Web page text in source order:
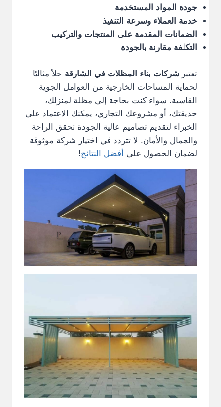
جودة المواد المستخدمة
خدمة العملاء وسرعة التنفيذ
الضمانات المقدمة على المنتجات والتركيب
التكلفة مقارنة بالجودة
تعتبر شركات بناء المظلات في الشارقة حلاً مثاليًا
لحماية المساحات الخارجية من العوامل الجوية
القاسية. سواء كنت بحاجة إلى مظلة لمنزلك،
حديقتك، أو مشروعك التجاري، يمكنك الاعتماد على
الخبراء لتقديم تصاميم عالية الجودة تحقق الراحة
والجمال والأمان. لا تتردد في اختيار شركة موثوقة
لضمان الحصول على
أفضل النتائج!